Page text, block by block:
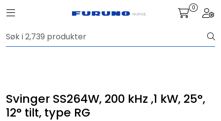
Toggle navigation 0
Svinger SS264W, 200 kHz ,1 kW, 25°,
12° tilt, type RG
Navigasjon
Fiskeleting